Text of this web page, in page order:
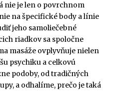
nie je len o povrchnom
na špecifické body a línie
jeho samoliečebné
riadkov sa spoločne
masáže ovplyvňuje nielen
psychiku a celkovú
podoby, od tradičných
a odhalíme, prečo je taká